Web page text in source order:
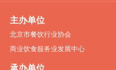
主办单位
北京市餐饮行业协会
商业饮食服务业发展中心
承办单位